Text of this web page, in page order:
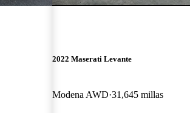
2022 Maserati Levante
Modena AWD 31,645 millas